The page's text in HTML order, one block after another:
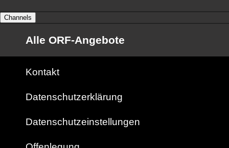
Channels
Alle ORF-Angebote
Kontakt
Datenschutzerklärung
Datenschutzeinstellungen